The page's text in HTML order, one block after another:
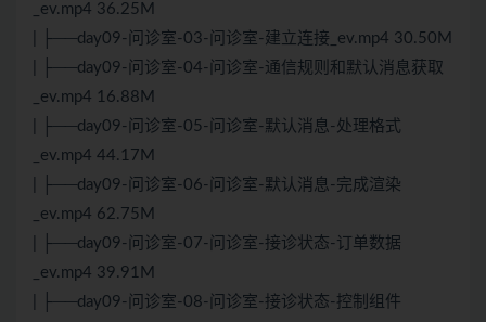
_ev.mp4 36.25M
| ├──day09-问诊室-03-问诊室-建立连接_ev.mp4 30.50M
| ├──day09-问诊室-04-问诊室-通信规则和默认消息获取
_ev.mp4 16.88M
| ├──day09-问诊室-05-问诊室-默认消息-处理格式
_ev.mp4 44.17M
| ├──day09-问诊室-06-问诊室-默认消息-完成渲染
_ev.mp4 62.75M
| ├──day09-问诊室-07-问诊室-接诊状态-订单数据
_ev.mp4 39.91M
| ├──day09-问诊室-08-问诊室-接诊状态-控制组件